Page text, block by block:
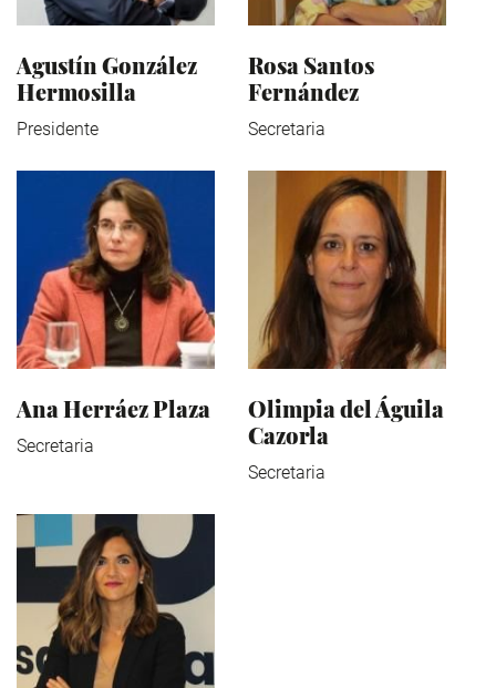
Agustín González
Hermosilla
Presidente
Rosa Santos
Fernández
Secretaria
Ana Herráez Plaza
Secretaria
Olimpia del Águila
Cazorla
Secretaria